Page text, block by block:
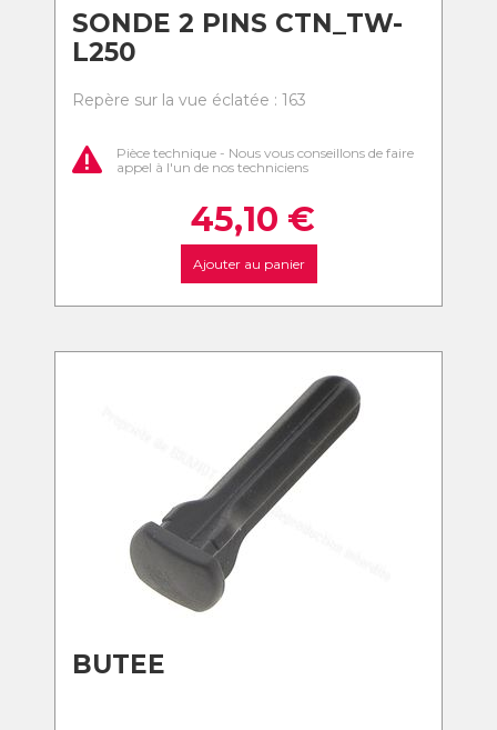
SONDE 2 PINS CTN_TW-
L250
Repère sur la vue éclatée : 163
Pièce technique - Nous vous conseillons de faire
appel à l'un de nos techniciens
45,10 €
Ajouter au panier
BUTEE